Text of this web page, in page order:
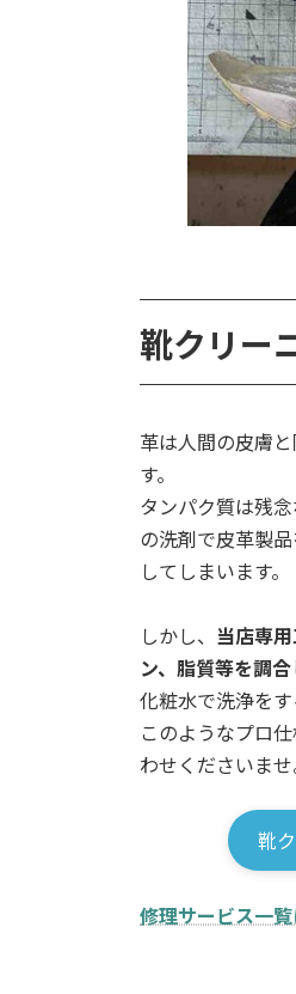
靴クリー
革は人間の皮膚
す。
タンパク質は残
の洗剤で皮革製
してしまいます。
しかし、 当店専
ン、脂質等を調
化粧水で洗浄を
このようなプロ
わせくださいませ
靴
修理サービス一